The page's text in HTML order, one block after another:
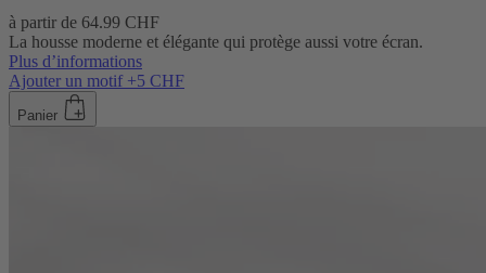
à partir de 64.99 CHF
La housse moderne et élégante qui protège aussi votre écran.
Plus d’informations
Ajouter un motif +5 CHF
Panier